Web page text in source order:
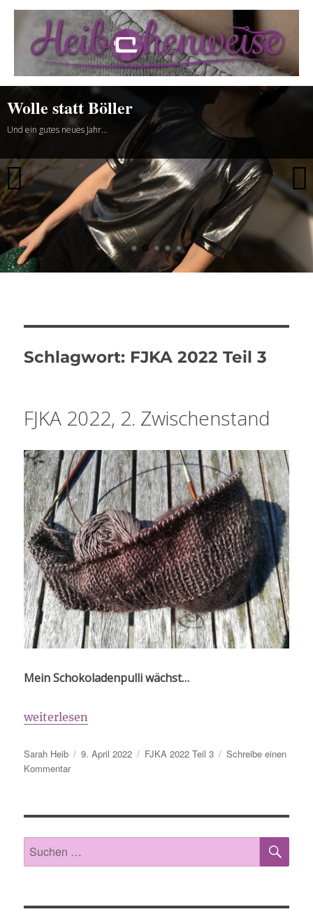
Heibchenweise
Wolle statt Böller
Und ein gutes neues Jahr…
Schlagwort: FJKA 2022 Teil 3
FJKA 2022, 2. Zwischenstand
Mein Schokoladenpulli wächst…
„FJKA 2022, 2. Zwischenstand“
weiterlesen
Autor
Sarah Heib
Veröffentlicht
9. April 2022 Schlagwörter
FJKA 2022 Teil 3
Schreibe einen
Kommentarzu
2.
Suche
nach: